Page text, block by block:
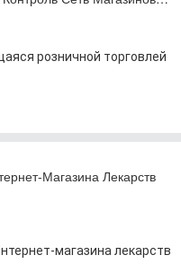
розничной торговлей
Магазина Лекарств
магазина лекарств